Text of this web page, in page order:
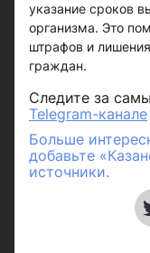
указание сроков
организма. Это
штрафов и
граждан.
Следите за
Telegram-канале
Больше
добавьте
источники.